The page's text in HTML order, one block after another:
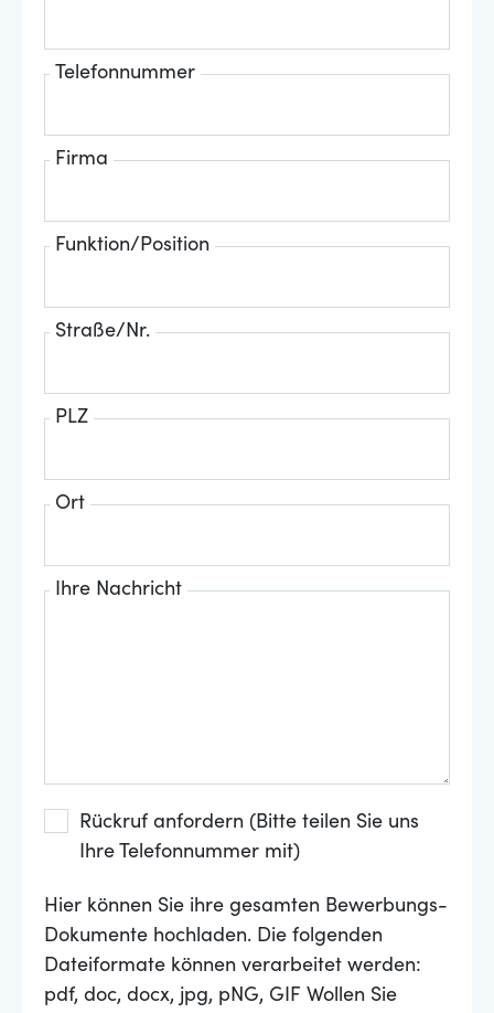
Telefonnummer
Firma
Funktion/Position
Straße/Nr.
PLZ
Ort
Ihre Nachricht
Rückruf anfordern (Bitte teilen Sie uns
Ihre Telefonnummer mit)
Hier können Sie ihre gesamten Bewerbungs-
Dokumente hochladen. Die folgenden
Dateiformate können verarbeitet werden:
pdf, doc, docx, jpg, pNG, GIF Wollen Sie